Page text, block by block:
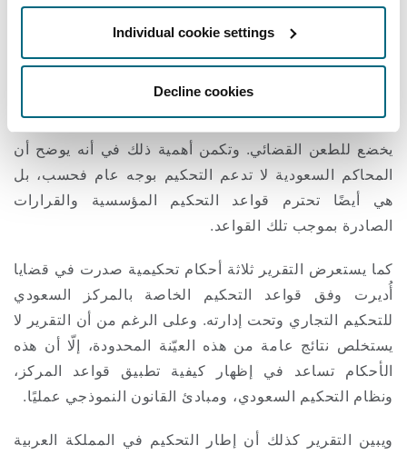
Individual cookie settings
Decline cookies
احترمت المحكمة اتفاق الأطراف عندما طبّقت قواعد
المركز السعودي للتحكيم التجاري، وقررت أن قرار مجلس
القرارات الفنية لدى المركز بشأن رد أحد المحكمين لا
يخضع للطعن القضائي. وتكمن أهمية ذلك في أنه يوضح أن
المحاكم السعودية لا تدعم التحكيم بوجه عام فحسب، بل
هي أيضًا تحترم قواعد التحكيم المؤسسية والقرارات
الصادرة بموجب تلك القواعد.
كما يستعرض التقرير ثلاثة أحكام تحكيمية صدرت في قضايا
أُديرت وفق قواعد التحكيم الخاصة بالمركز السعودي
للتحكيم التجاري وتحت إدارته. وعلى الرغم من أن التقرير لا
يستخلص نتائج عامة من هذه العيّنة المحدودة، إلّا أن هذه
الأحكام تساعد في إظهار كيفية تطبيق قواعد المركز،
ونظام التحكيم السعودي، ومبادئ القانون النموذجي عمليًا.
ويبين التقرير كذلك أن إطار التحكيم في المملكة العربية